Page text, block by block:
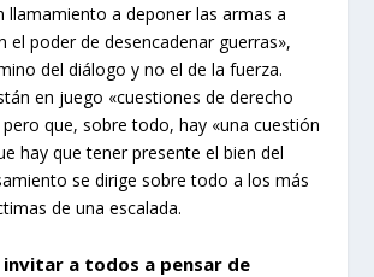
llamamiento a deponer las armas a
el poder de desencadenar guerras»,
del diálogo y no el de la fuerza.
en juego «cuestiones de derecho
que, sobre todo, hay «una cuestión
hay que tener presente el bien del
se dirige sobre todo a los más
de una escalada.
invitar a todos a pensar de